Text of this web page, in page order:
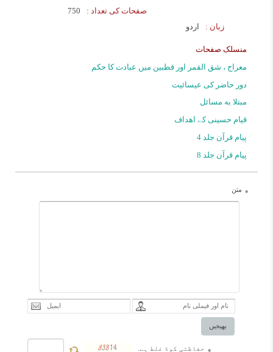
صفحات کی تعداد :
750
زبان :
اردو
منسلک صفحات
معراج ، شق القمر اور قطبین میں عبادت کا حکم
دور حاضر کی عیسائیت
مبتلا به مسائل
قیام حسینی کے اهداف
پیام قرآن جلد 4
پیام قرآن جلد 8
* متن
بھیجیں
حفاظتی کوڈ غلط ہے.